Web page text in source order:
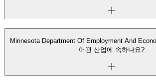
Minnesota Department Of Employment And
어떤 산업에 속하나요?